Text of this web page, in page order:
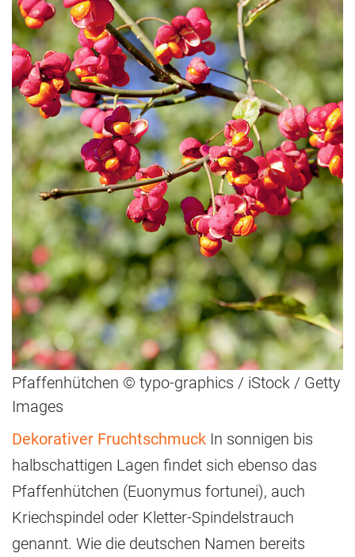
Pfaffenhütchen © typo-graphics / iStock / Getty
Images
Dekorativer Fruchtschmuck In sonnigen bis
halbschattigen Lagen findet sich ebenso das
Pfaffenhütchen (Euonymus fortunei), auch
Kriechspindel oder Kletter-Spindelstrauch
genannt. Wie die deutschen Namen bereits